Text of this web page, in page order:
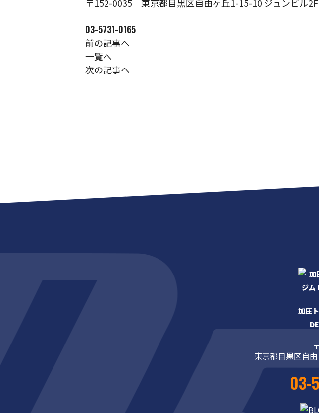
〒152-0035 東京都目黒区自由ヶ丘1-15-10 ジュンビル2F
03-5731-0165
前の記事へ
一覧へ
次の記事へ
加圧
東京都目黒区自
03-